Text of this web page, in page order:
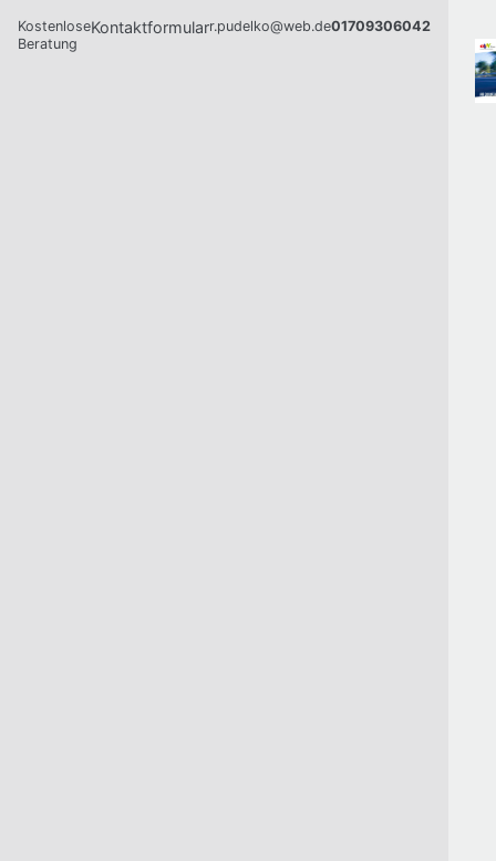
Kostenlose
Beratung
Kontaktformularr.pudelko@web.de01709306042